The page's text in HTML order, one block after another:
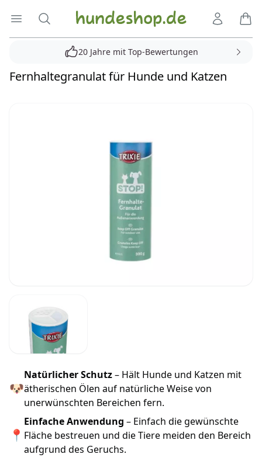
Menü öffnen
Suche Hundeshop.de
20 Jahre mit Top-Bewertungen
Fernhaltegranulat für Hunde und Katzen
🐶
Natürlicher Schutz– Hält Hunde und Katzen mit
ätherischen Ölen auf natürliche Weise von
unerwünschten Bereichen fern.
📍
Einfache Anwendung – Einfach die gewünschte
Fläche bestreuen und die Tiere meiden den Bereich
aufgrund des Geruchs.